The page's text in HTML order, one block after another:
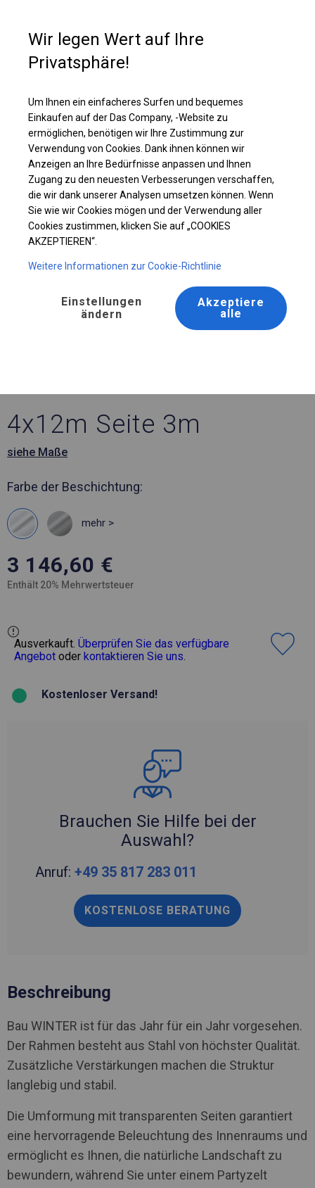
Ganzjähriges Catering-Zelt | 4x12 m
4x12m Seite 3m
siehe Maße
Farbe der Beschichtung:
mehr >
3 146,60 €
Enthält 20% Mehrwertsteuer
Ausverkauft. Überprüfen Sie das verfügbare
Angebot oder kontaktieren Sie uns.
Kostenloser Versand!
Brauchen Sie Hilfe bei der
Auswahl?
Anruf: +49 35 817 283 011
KOSTENLOSE BERATUNG
Beschreibung
Bau WINTER ist für das Jahr für ein Jahr vorgesehen.
Der Rahmen besteht aus Stahl von höchster Qualität.
Zusätzliche Verstärkungen machen die Struktur
langlebig und stabil.
Die Umformung mit transparenten Seiten garantiert
eine hervorragende Beleuchtung des Innenraums und
ermöglicht es Ihnen, die natürliche Landschaft zu
bewundern, während Sie unter einem Partyzelt
Wir legen Wert auf Ihre
Privatsphäre!
Um Ihnen ein einfacheres Surfen und bequemes
Einkaufen auf der Das Company, -Website zu
ermöglichen, benötigen wir Ihre Zustimmung zur
Verwendung von Cookies. Dank ihnen können wir
Anzeigen an Ihre Bedürfnisse anpassen und Ihnen
Zugang zu den neuesten Verbesserungen verschaffen,
die wir dank unserer Analysen umsetzen können. Wenn
Sie wie wir Cookies mögen und der Verwendung aller
Cookies zustimmen, klicken Sie auf „COOKIES
AKZEPTIEREN“.
Weitere Informationen zur Cookie-Richtlinie
Einstellungen
ändern
Akzeptiere
alle